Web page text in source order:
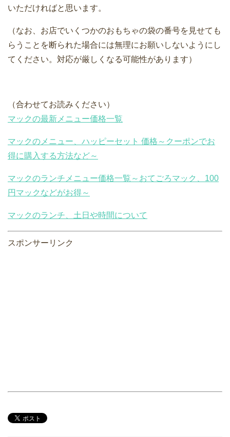
いただければと思います。
（なお、お店でいくつかのおもちゃの袋の番号を見せても
らうことを断られた場合には無理にお願いしないようにし
てください。対応が厳しくなる可能性があります）
（合わせてお読みください）
マックの最新メニュー価格一覧
マックのメニュー、ハッピーセット 価格～クーポンでお
得に購入する方法など～
マックのランチメニュー価格一覧～おてごろマック、100
円マックなどがお得～
マックのランチ、土日や時間について
スポンサーリンク